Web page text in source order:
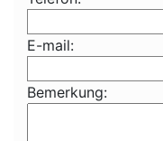
E-mail:
Bemerkung: